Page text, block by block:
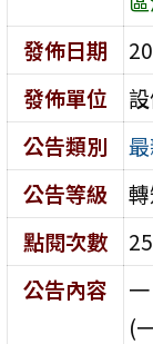
發佈日期
發佈單位
公告類別
公告等級
點閱次數
公告內容
(